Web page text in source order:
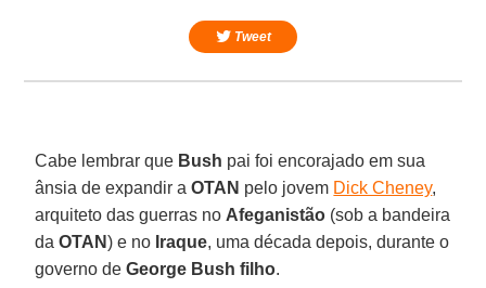
Tweet
Cabe lembrar que Bush pai foi encorajado em sua
ânsia de expandir aOTAN pelo jovem Dick Cheney,
arquiteto das guerras no Afeganistão (sob a bandeira
daOTAN) e no Iraque, uma década depois, durante o
governo deGeorge Bush filho.